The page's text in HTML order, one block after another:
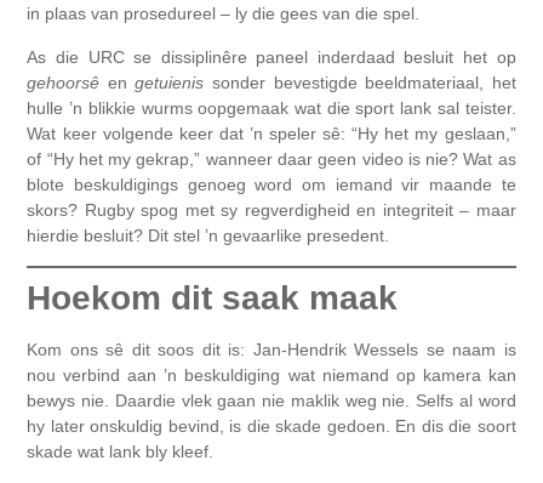
in plaas van prosedureel – ly die gees van die spel.
As die URC se dissiplinêre paneel inderdaad besluit het op
gehoorsê engetuienis sonder bevestigde beeldmateriaal, het
hulle ’n blikkie wurms oopgemaak wat die sport lank sal teister.
Wat keer volgende keer dat ’n speler sê: “Hy het my geslaan,”
of “Hy het my gekrap,” wanneer daar geen video is nie? Wat as
blote beskuldigings genoeg word om iemand vir maande te
skors? Rugby spog met sy regverdigheid en integriteit – maar
hierdie besluit? Dit stel ’n gevaarlike presedent.
Hoekom dit saak maak
Kom ons sê dit soos dit is: Jan-Hendrik Wessels se naam is
nou verbind aan ’n beskuldiging wat niemand op kamera kan
bewys nie. Daardie vlek gaan nie maklik weg nie. Selfs al word
hy later onskuldig bevind, is die skade gedoen. En dis die soort
skade wat lank bly kleef.